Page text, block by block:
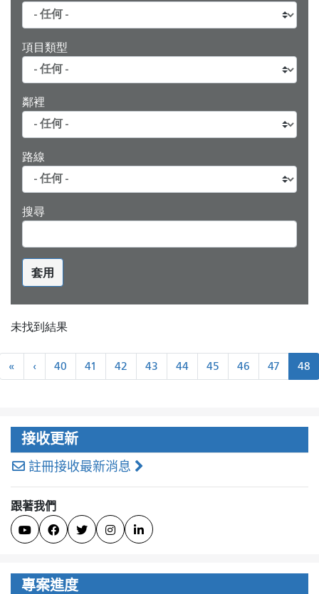
項目類型
鄰裡
路線
搜尋
套用
未找到結果
頁
«
最
‹←
上
40 41 42 43 44 45 46 47 48
接收更新
註冊接收最新消息
跟著我們
    
專案進度